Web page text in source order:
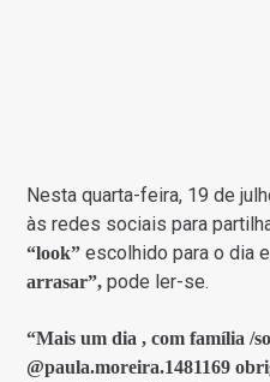
Nesta quarta-feira, 19 de
às redes sociais para
“look”escolhido para o dia
arrasar”, pode ler-se.
“Mais um dia , com família /
@paula.moreira.1481169